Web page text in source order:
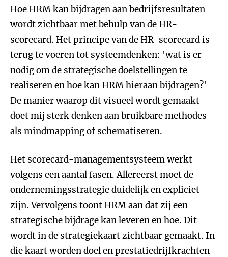
Hoe HRM kan bijdragen aan bedrijfsresultaten
wordt zichtbaar met behulp van de HR-
scorecard. Het principe van de HR-scorecard is
terug te voeren tot systeemdenken: 'wat is er
nodig om de strategische doelstellingen te
realiseren en hoe kan HRM hieraan bijdragen?'
De manier waarop dit visueel wordt gemaakt
doet mij sterk denken aan bruikbare methodes
als mindmapping of schematiseren.
Het scorecard-managementsysteem werkt
volgens een aantal fasen. Allereerst moet de
ondernemingsstrategie duidelijk en expliciet
zijn. Vervolgens toont HRM aan dat zij een
strategische bijdrage kan leveren en hoe. Dit
wordt in de strategiekaart zichtbaar gemaakt. In
die kaart worden doel en prestatiedrijfkrachten